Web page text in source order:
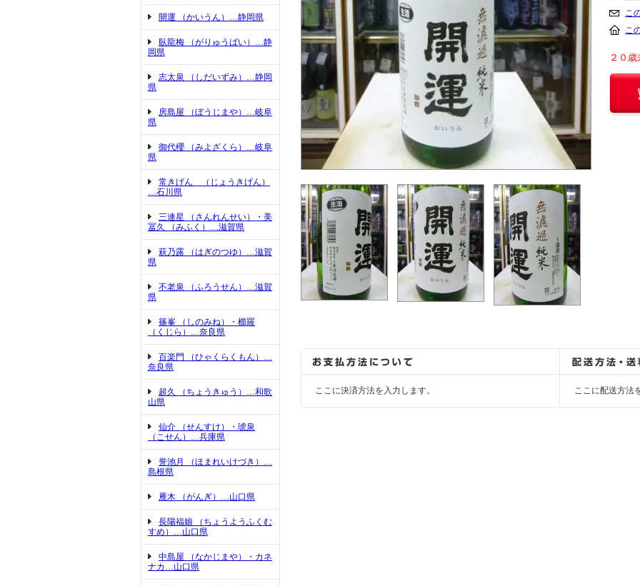
開運 （かいうん）…静岡県
臥龍梅 （がりゅうばい）…静
岡県
志太泉 （しだいずみ）…静岡
県
房島屋 （ぼうじまや）…岐阜
県
御代櫻 （みよざくら）…岐阜
県
常きげん （じょうきげん）
…石川県
三連星 （さんれんせい）・美
冨久 （みふく）…滋賀県
萩乃露 （はぎのつゆ）…滋賀
県
不老泉 （ふろうせん）…滋賀
県
篠峯 （しのみね）・櫛羅
（くじら）…奈良県
百楽門 （ひゃくらくもん）…
奈良県
超久 （ちょうきゅう）…和歌
山県
仙介 （せんすけ）・琥泉
（こせん）…兵庫県
誉池月 （ほまれいけづき）…
島根県
雁木 （がんぎ）…山口県
長陽福娘 （ちょうようふくむ
すめ）…山口県
中島屋 （なかじまや）・カネ
ナカ…山口県
こ
こ
２０
ここに決済方法を入力します。 ここに配送方法